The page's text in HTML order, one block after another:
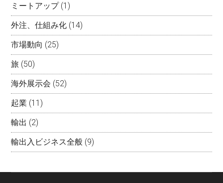
ミートアップ(1)
外注、仕組み化 (14)
市場動向 (25)
旅 (50)
海外展示会 (52)
起業 (11)
輸出 (2)
輸出入ビジネス全般 (9)